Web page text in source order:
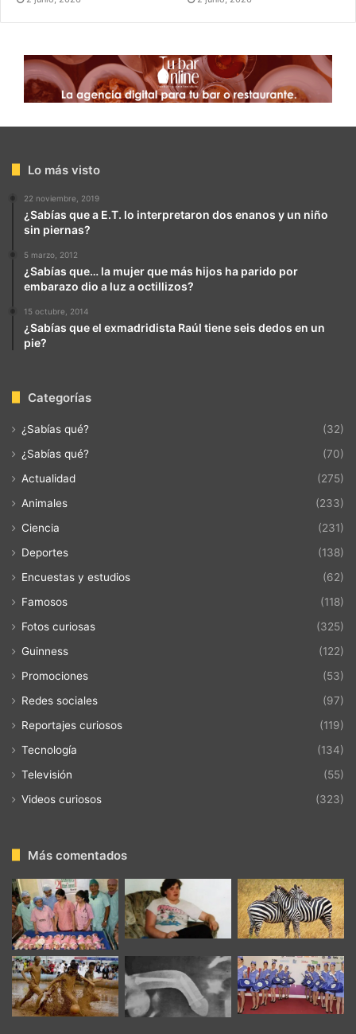
Lo más visto
22 noviembre, 2019
¿Sabías que a E.T. lo interpretaron dos enanos y un niño
sin piernas?
5 marzo, 2012
¿Sabías que… la mujer que más hijos ha parido por
embarazo dio a luz a octillizos?
15 octubre, 2014
¿Sabías que el exmadridista Raúl tiene seis dedos en un
pie?
Categorías
¿Sabías qué?
(32)
¿Sabías qué?
(70)
Actualidad
(275)
Animales
(233)
Ciencia
(231)
Deportes
(138)
Encuestas y estudios
(62)
Famosos
(118)
Fotos curiosas
(325)
Guinness
(122)
Promociones
(53)
Redes sociales
(97)
Reportajes curiosos
(119)
Tecnología
(134)
Televisión
(55)
Videos curiosos
(323)
Más comentados